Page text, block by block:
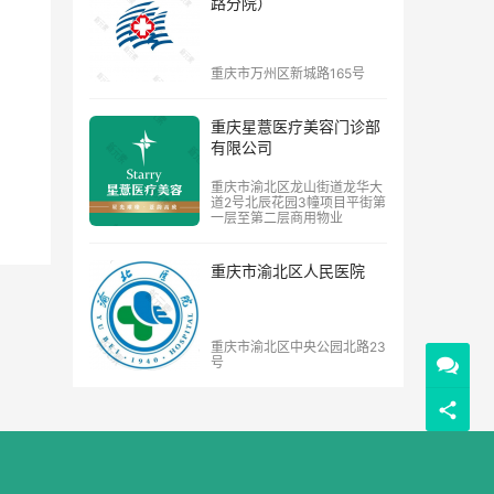
重庆市万州区新城路165号
重庆星薏医疗美容门诊部
有限公司
重庆市渝北区龙山街道龙华大
道2号北辰花园3幢项目平街第
一层至第二层商用物业
重庆市渝北区人民医院
重庆市渝北区中央公园北路23
号